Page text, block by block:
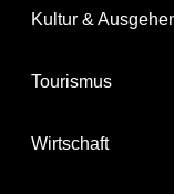
Kultur &
Tourismus
Wirtschaft